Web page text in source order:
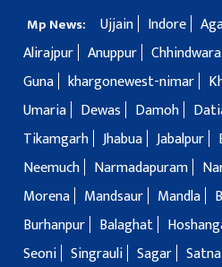
Mp News: Ujjain Indore
Alirajpur Anuppur Chhindwara
Guna khargonewest-nimar
Umaria
Dewas Damoh
Tikamgarh Jhabua Jabalpur
Neemuch
Narmadapuram
Morena
Mandsaur Mandla
Burhanpur
Balaghat
Seoni Singrauli Sagar Satna